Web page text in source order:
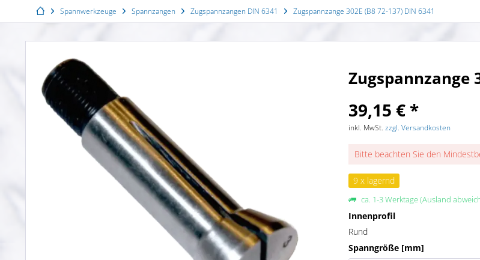
Spannwerkzeuge Spannzangen Zugspannzangen DIN 6341 Zugspannzange 302E (B8 72-137) DIN 6341
Zugspannzange
39,15 € *
inkl. MwSt.zzgl. Versandkosten
Bitte beachten Sie den
9 x lagernd
ca. 1-3 Werktage (Ausland
Innenprofil
Rund
Spanngröße [mm]